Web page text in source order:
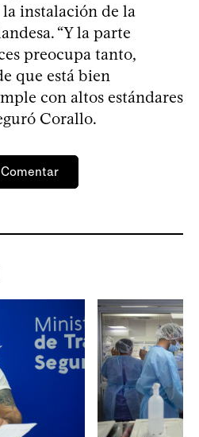
instalación de la
“Y la parte
preocupa tanto,
que está bien
con altos estándares
Corallo.
Comentar